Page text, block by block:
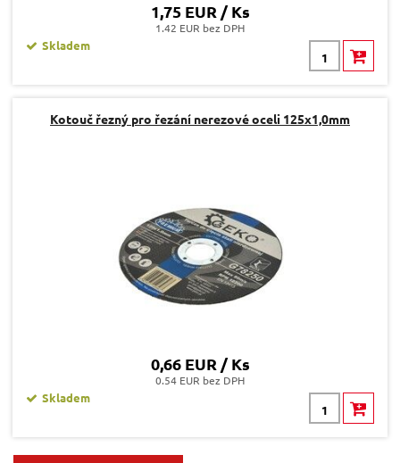
1,75 EUR / Ks
1.42 EUR bez DPH
Skladem
Kotouč řezný pro řezání nerezové oceli 125x1,0mm
0,66 EUR / Ks
0.54 EUR bez DPH
Skladem